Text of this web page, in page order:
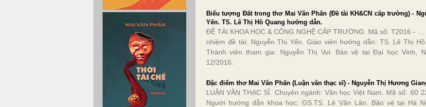
Biểu tượng Đất trong thơ Mai Văn Phấn (Đề tài KH&CN cấp trường) -
Yến. TS. Lê Thị Hồ Quang hướng dẫn.
ĐỀ TÀI KHOA HỌC & CÔNG NGHỆ CẤP TRƯỜNG. Mã số: T2016 - …
nhiệm đề tài: Nguyễn Thị Yến. Giáo viên hướng dẫn: TS. Lê Thị Hồ
Thành viên tham gia: Nguyễn Thị Vui. Bảo vệ tại Đại học Vinh,
12/2016.
Đặc điểm thơ Mai Văn Phấn (Luận văn thạc sĩ) - Nguyễn Thị Hương
LUẬN VĂN THẠC SĨ. Chuyên ngành: Văn học Việt Nam. Mã số: 60
Người hướng dẫn khoa học: GS.TS. Lê Văn Lân. Bảo vệ tại Hà